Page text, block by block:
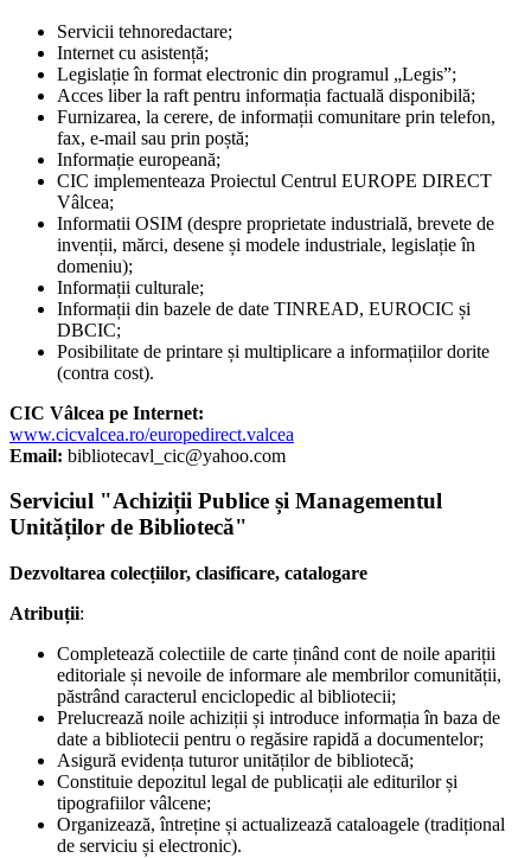
Servicii tehnoredactare;
Internet cu asistență;
Legislație în format electronic din programul „Legis”;
Acces liber la raft pentru informația factuală disponibilă;
Furnizarea, la cerere, de informații comunitare prin telefon,
fax, e-mail sau prin poștă;
Informație europeană;
CIC implementeaza Proiectul Centrul EUROPE DIRECT
Vâlcea;
Informatii OSIM (despre proprietate industrială, brevete de
invenții, mărci, desene și modele industriale, legislație în
domeniu);
Informații culturale;
Informații din bazele de date TINREAD, EUROCIC și
DBCIC;
Posibilitate de printare și multiplicare a informațiilor dorite
(contra cost).
CIC Vâlcea pe Internet:
www.cicvalcea.ro/europedirect.valcea
Email: bibliotecavl_cic@yahoo.com
Serviciul "Achiziții Publice și Managementul
Unităților de Bibliotecă"
Dezvoltarea colecțiilor, clasificare, catalogare
Atribuții:
Completează colectiile de carte ținând cont de noile apariții
editoriale și nevoile de informare ale membrilor comunității,
păstrând caracterul enciclopedic al bibliotecii;
Prelucrează noile achiziții și introduce informația în baza de
date a bibliotecii pentru o regăsire rapidă a documentelor;
Asigură evidența tuturor unităților de bibliotecă;
Constituie depozitul legal de publicații ale editurilor și
tipografiilor vâlcene;
Organizează, întreține și actualizează cataloagele (tradițional
de serviciu și electronic).